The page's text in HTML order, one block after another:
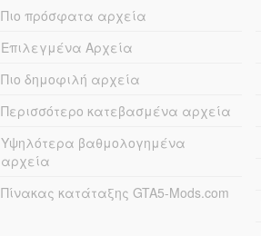
Πιο πρόσφατα αρχεία
Επιλεγμένα Αρχεία
Πιο δημοφιλή αρχεία
Περισσότερο κατεβασμένα αρχεία
Υψηλότερα βαθμολογημένα
αρχεία
Πίνακας κατάταξης GTA5-Mods.com